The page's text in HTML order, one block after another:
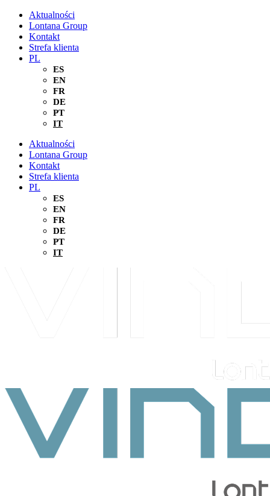
Przejdź
treści
Aktualności
Lontana Group
Kontakt
Strefa klienta
PL
ES
EN
FR
DE
PT
IT
Aktualności
Lontana Group
Kontakt
Strefa klienta
PL
ES
EN
FR
DE
PT
IT